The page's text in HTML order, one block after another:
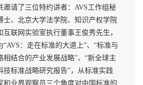
邀请了三位特约讲者：AVS工作组秘
士、北京大学法学院、知识产权学院
互联网实验室执行董事王俊秀先生，
“AVS：走在标准的大道上”、“标准与
相结合的产业发展战略”、“新全球主
技标准战略研究报告”，从标准实践
和业界观察员三个角度对中国标准的